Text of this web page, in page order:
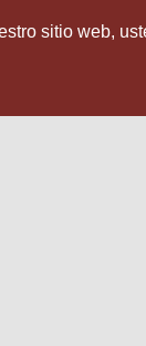
sitio web,